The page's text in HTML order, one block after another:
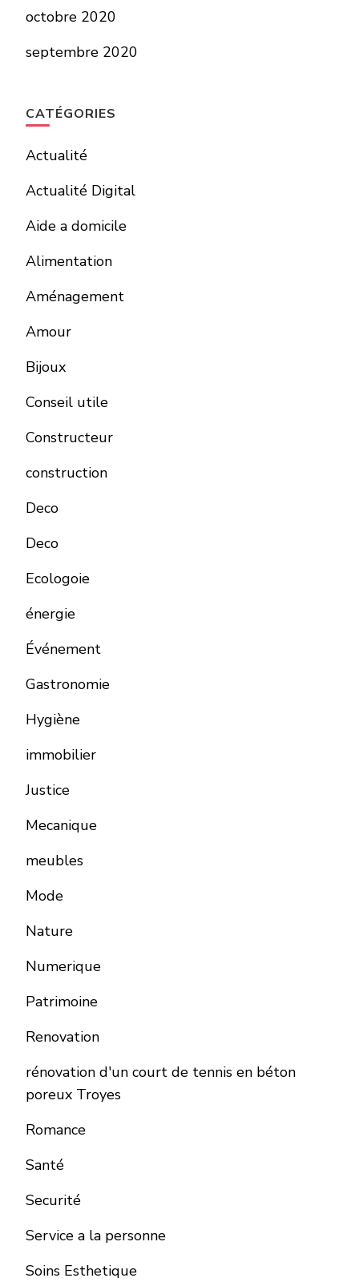
octobre 2020
septembre 2020
CATÉGORIES
Actualité
Actualité Digital
Aide a domicile
Alimentation
Aménagement
Amour
Bijoux
Conseil utile
Constructeur
construction
Deco
Deco
Ecologoie
énergie
Événement
Gastronomie
Hygiène
immobilier
Justice
Mecanique
meubles
Mode
Nature
Numerique
Patrimoine
Renovation
rénovation d'un court de tennis en béton
poreux Troyes
Romance
Santé
Securité
Service a la personne
Soins Esthetique